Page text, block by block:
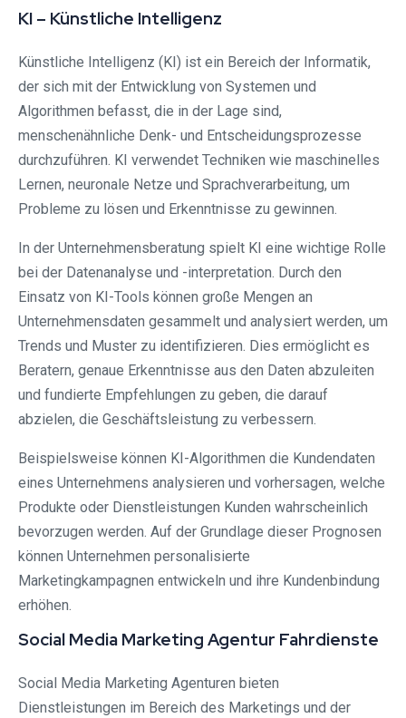
KI – Künstliche Intelligenz
Künstliche Intelligenz (KI) ist ein Bereich der Informatik,
der sich mit der Entwicklung von Systemen und
Algorithmen befasst, die in der Lage sind,
menschenähnliche Denk- und Entscheidungsprozesse
durchzuführen. KI verwendet Techniken wie maschinelles
Lernen, neuronale Netze und Sprachverarbeitung, um
Probleme zu lösen und Erkenntnisse zu gewinnen.
In der Unternehmensberatung spielt KI eine wichtige Rolle
bei der Datenanalyse und -interpretation. Durch den
Einsatz von KI-Tools können große Mengen an
Unternehmensdaten gesammelt und analysiert werden, um
Trends und Muster zu identifizieren. Dies ermöglicht es
Beratern, genaue Erkenntnisse aus den Daten abzuleiten
und fundierte Empfehlungen zu geben, die darauf
abzielen, die Geschäftsleistung zu verbessern.
Beispielsweise können KI-Algorithmen die Kundendaten
eines Unternehmens analysieren und vorhersagen, welche
Produkte oder Dienstleistungen Kunden wahrscheinlich
bevorzugen werden. Auf der Grundlage dieser Prognosen
können Unternehmen personalisierte
Marketingkampagnen entwickeln und ihre Kundenbindung
erhöhen.
Social Media Marketing Agentur Fahrdienste
Social Media Marketing Agenturen bieten
Dienstleistungen im Bereich des Marketings und der